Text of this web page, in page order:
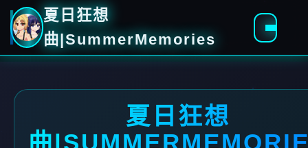
夏日狂想
曲|SummerMemories
夏日狂想
曲